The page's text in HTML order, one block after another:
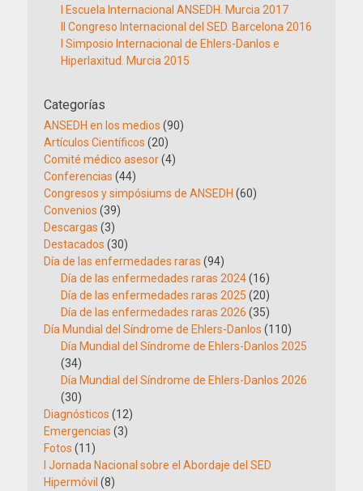
I Escuela Internacional ANSEDH. Murcia 2017
II Congreso Internacional del SED. Barcelona 2016
I Simposio Internacional de Ehlers-Danlos e
Hiperlaxitud. Murcia 2015
Categorías
ANSEDH en los medios (90)
Artículos Científicos (20)
Comité médico asesor(4)
Conferencias (44)
Congresos y simpósiums de ANSEDH (60)
Convenios (39)
Descargas (3)
Destacados (30)
Día de las enfermedades raras (94)
Día de las enfermedades raras 2024(16)
Día de las enfermedades raras 2025 (20)
Día de las enfermedades raras 2026 (35)
Día Mundial del Síndrome de Ehlers-Danlos (110)
Día Mundial del Síndrome de Ehlers-Danlos 2025
(34)
Día Mundial del Síndrome de Ehlers-Danlos 2026
(30)
Diagnósticos (12)
Emergencias (3)
Fotos (11)
I Jornada Nacional sobre el Abordaje del SED
Hipermóvil (8)